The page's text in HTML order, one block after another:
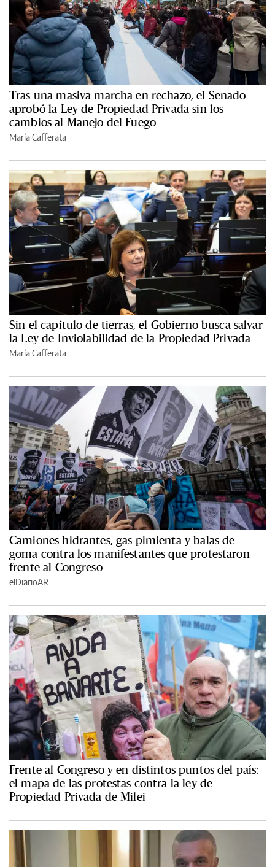
Tras una masiva marcha en rechazo, el Senado
aprobó la Ley de Propiedad Privada sin los
cambios al Manejo del Fuego
María Cafferata
Sin el capítulo de tierras, el Gobierno busca salvar
la Ley de Inviolabilidad de la Propiedad Privada
María Cafferata
Camiones hidrantes, gas pimienta y balas de
goma contra los manifestantes que protestaron
frente al Congreso
elDiarioAR
Frente al Congreso y en distintos puntos del país:
el mapa de las protestas contra la ley de
Propiedad Privada de Milei